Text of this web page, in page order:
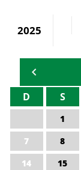
2025
D S
1
7
8
14
15